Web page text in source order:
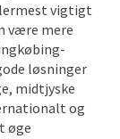
vigtigt
være mere
løsninger
midtjyske
og
øge